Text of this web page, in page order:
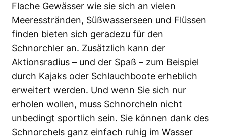
Flache Gewässer wie sie sich an vielen
Meeresstränden, Süßwasserseen und Flüssen
finden bieten sich geradezu für den
Schnorchler an. Zusätzlich kann der
Aktionsradius – und der Spaß – zum Beispiel
durch Kajaks oder Schlauchboote erheblich
erweitert werden. Und wenn Sie sich nur
erholen wollen, muss Schnorcheln nicht
unbedingt sportlich sein. Sie können dank des
Schnorchels ganz einfach ruhig im Wasser